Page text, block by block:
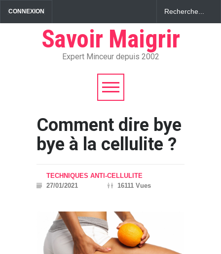
CONNEXION
Savoir Maigrir
Expert Minceur depuis 2002
Comment dire bye
bye à la cellulite ?
TECHNIQUES ANTI-CELLULITE
27/01/2021
16111 Vues